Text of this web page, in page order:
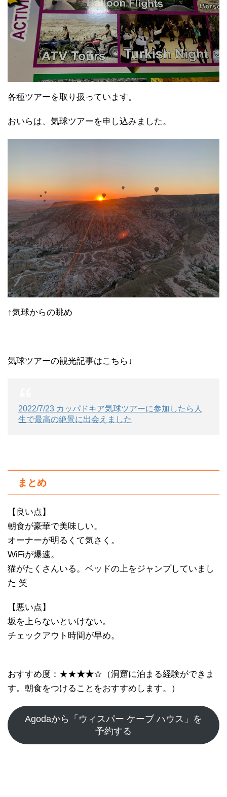
各種ツアーを取り扱っています。
おいらは、気球ツアーを申し込みました。
↑気球からの眺め
気球ツアーの観光記事はこちら↓
2022/7/23 カッパドキア気球ツアーに参加したら人
生で最高の絶景に出会えました
まとめ
【良い点】
朝食が豪華で美味しい。
オーナーが明るくて気さく。
WiFiが爆速。
猫がたくさんいる。ベッドの上をジャンプしていまし
た 笑
【悪い点】
坂を上らないといけない。
チェックアウト時間が早め。
おすすめ度：★★★★☆（洞窟に泊まる経験ができま
す。朝食をつけることをおすすめします。）
Agodaから「ウィスパー ケーブ ハウス」を
予約する